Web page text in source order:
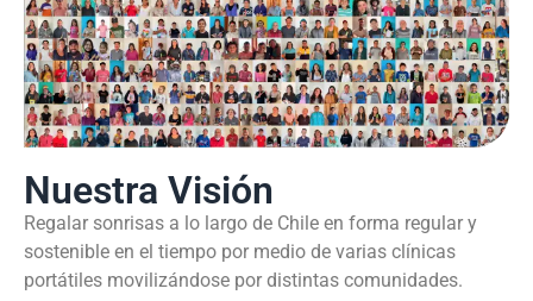
Nuestra Visión
Regalar sonrisas a lo largo de Chile en forma regular y
sostenible en el tiempo por medio de varias clínicas
portátiles movilizándose por distintas comunidades.